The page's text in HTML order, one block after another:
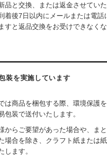
品と交換、または返金させていた
着後7日以内にメールまたは電
すと返品交換をお受けできなく
装を実施しています
は商品を梱包する際、環境保護
包装で送付いたします。
からご要望があった場合や、ま
場合を除き、クラフト紙または
します。